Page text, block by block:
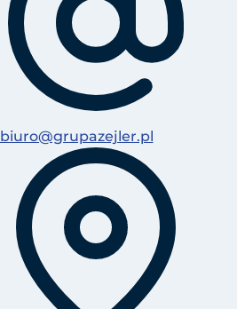
biuro@grupazejler.pl